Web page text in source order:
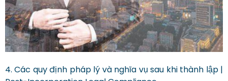
4. Các quy định pháp lý và nghĩa vụ sau khi thành lập |